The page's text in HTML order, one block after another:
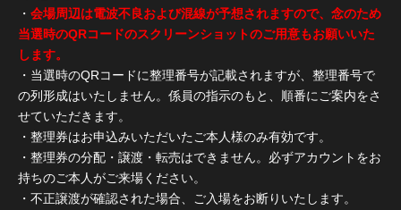
・ 会場周辺は電波不良および混線が予想されますので、念のため
当選時のQRコードのスクリーンショットのご用意もお願いいた
します。
・当選時のQRコードに整理番号が記載されますが、整理番号で
の列形成はいたしません。係員の指示のもと、順番にご案内をさ
せていただきます。
・整理券はお申込みいただいたご本人様のみ有効です。
・整理券の分配・譲渡・転売はできません。必ずアカウントをお
持ちのご本人がご来場ください。
・不正譲渡が確認された場合、ご入場をお断りいたします。